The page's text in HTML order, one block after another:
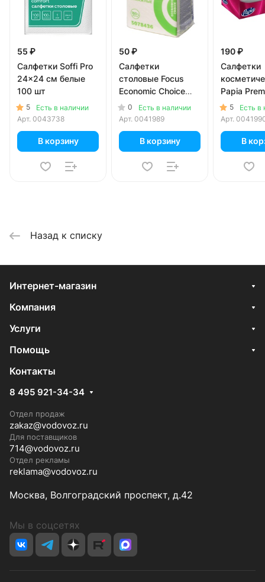
55 ₽
Салфетки Soffi Pro
24x24 см белые
100 шт
5
Есть в наличии
Арт. 0043738
В корзину
50 ₽
Салфетки
столовые Focus
Economic Choice
белые 1 слой (100
листов)
0
Есть в наличии
Арт. 0041989
В корзину
190 ₽
Салфетки
Papia
белые 2
листов)
5
Есть в
Арт.
В
Назад к списку
Интернет-магазин
Компания
Услуги
Помощь
Контакты
8 495 921-34-34
Отдел продаж
zakaz@vodovoz.ru
Для поставщиков
714@vodovoz.ru
Отдел рекламы
reklama@vodovoz.ru
Москва, Волгоградский проспект, д.42
Мы в соцсетях